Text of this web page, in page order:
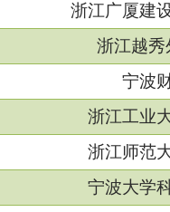
浙江广厦建
浙江越秀
宁波
浙江工业
浙江师范
宁波大学